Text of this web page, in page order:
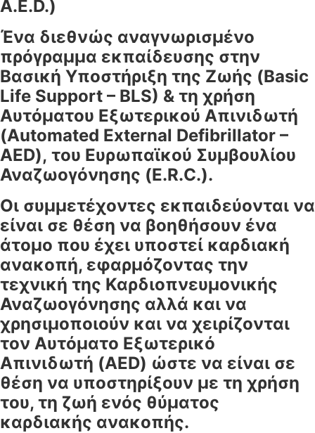
A.E.D.)
Ένα διεθνώς αναγνωρισμένο
πρόγραμμα εκπαίδευσης στην
Βασική Υποστήριξη της Ζωής (Basic
Life Support – BLS) & τη χρήση
Αυτόματου Εξωτερικού Απινιδωτή
(Automated External Defibrillator –
AED), του Ευρωπαϊκού Συμβουλίου
Αναζωογόνησης (E.R.C.).
Οι συμμετέχοντες εκπαιδεύονται να
είναι σε θέση να βοηθήσουν ένα
άτομο που έχει υποστεί καρδιακή
ανακοπή, εφαρμόζοντας την
τεχνική της Καρδιοπνευμονικής
Αναζωογόνησης αλλά και να
χρησιμοποιούν και να χειρίζονται
τον Αυτόματο Εξωτερικό
Απινιδωτή (AED) ώστε να είναι σε
θέση να υποστηρίξουν με τη χρήση
του, τη ζωή ενός θύματος
καρδιακής ανακοπής.